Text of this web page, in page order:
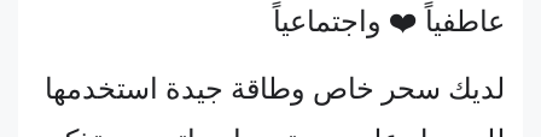
عاطفياً ❤️ واجتماعياً
لديك سحر خاص وطاقة جيدة استخدمها